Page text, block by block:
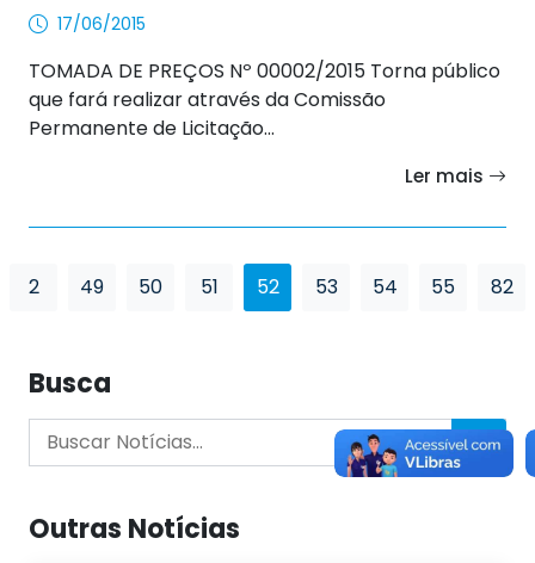
17/06/2015
TOMADA DE PREÇOS Nº 00002/2015 Torna público
que fará realizar através da Comissão
Permanente de Licitação...
Ler mais
2 49 50 51 52 53 54 55 82
Busca
Outras Notícias